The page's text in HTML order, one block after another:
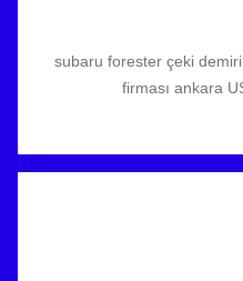
subaru forester çeki
firması ankara